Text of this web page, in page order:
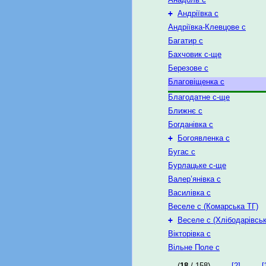
+ Андріївка с
Андріївка-Клевцове с
Багатир с
Бахчовик с-ще
Березове с
Благовіщенка с
Благодатне с-ще
Ближнє с
Богданівка с
+
Богоявленка с
Бугас с
Бурлацьке с-ще
Валер’янівка с
Василівка с
Веселе с (Комарська ТГ)
+
Веселе с
Вікторівка с
Вільне Поле с